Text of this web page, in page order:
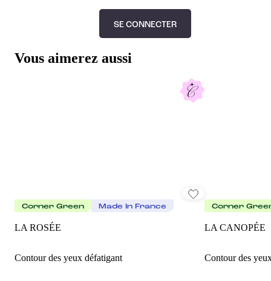
SE CONNECTER
Vous aimerez aussi
Corner Green Made In France
LA ROSÉE
Contour des yeux défatigant
Corner
LA CANOPÉE
Contour des